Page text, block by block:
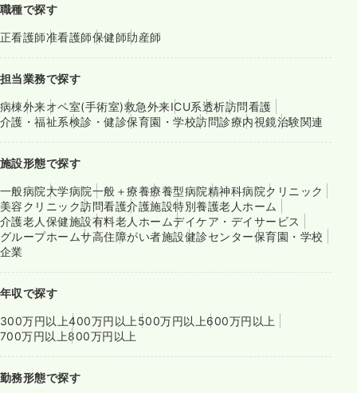
職種で探す
正看護師准看護師保健師助産師
担当業務で探す
病棟外来オペ室(手術室)救急外来ICU系透析訪問看護
介護・福祉系検診・健診保育園・学校訪問診療内視鏡治験関連
施設形態で探す
一般病院大学病院一般＋療養療養型病院精神科病院クリニック
美容クリニック訪問看護介護施設特別養護老人ホーム
介護老人保健施設有料老人ホームデイケア・デイサービス
グループホームサ高住障がい者施設健診センター保育園・学校
企業
年収で探す
300万円以上400万円以上 500万円以上600万円以上
700万円以上800万円以上
勤務形態で探す